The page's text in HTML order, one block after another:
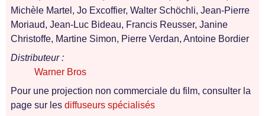
Michèle Martel, Jo Excoffier, Walter Schöchli, Jean-Pierre
Moriaud, Jean-Luc Bideau, Francis Reusser, Janine
Christoffe, Martine Simon, Pierre Verdan, Antoine Bordier
Distributeur :
Warner Bros
Pour une projection non commerciale du film, consulter la
page sur les diffuseurs spécialisés